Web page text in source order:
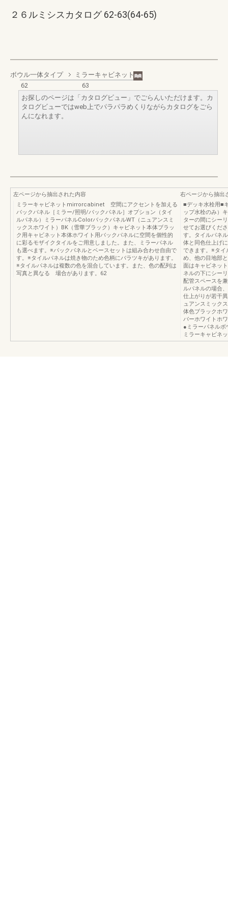
２６ルミシスカタログ 62-63(64-65)
ボウル一体タイプ
ミラーキャビネット
62
63
お探しのページは「カタログビュー」でごらんいただけます。カ
タログビューではweb上でパラパラめくりながらカタログをごら
んになれます。
左ページから抽出された内容
ミラーキャビネットmirrorcabinet 空間にアクセントを加える
バックパネル［ミラー/照明/バックパネル］オプション（タイ
ルパネル）ミラーパネルColorバックパネルWT（ニュアンスミ
ックスホワイト）BK（雪華ブラック）キャビネット本体ブラッ
ク用キャビネット本体ホワイト用バックパネルに空間を個性的
に彩るモザイクタイルをご用意しました。また、ミラーパネル
も選べます。※バックパネルとベースセットは組み合わせ自由で
す。※タイルパネルは焼き物のため色柄にバラツキがあります。
※タイルパネルは複数の色を混合しています。また、色の配列は
写真と異なる 場合があります。62
右ページから抽出
■デッキ水栓用■
ップ水栓のみ）
ターの間にシー
せてお選びくだ
す。タイルパネ
体と同色仕上げ
できます。※タイ
め、他の目地部
面はキャビネッ
ネルの下にシー
配管スペースを
ルパネルの場合
仕上がりが若干
ュアンスミック
体色ブラックホ
バーホワイトホ
●ミラーパネルボ
ミラーキャビネ